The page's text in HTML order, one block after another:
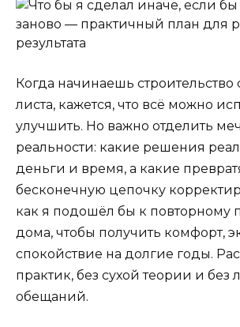
Когда начинаешь строительство
листа, кажется, что всё можно
улучшить. Но важно отделить
реальности: какие решения
деньги и время, а какие
бесконечную цепочку
как я подошёл бы к повторному
дома, чтобы получить комфорт,
спокойствие на долгие годы.
практик, без сухой теории и без
обещаний.